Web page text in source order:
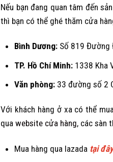
Nếu bạn đang quan tâm đến
thì bạn có thể ghé thăm cửa
Bình Dương: Số 819 Đường
TP. Hồ Chí Minh: 1338 Kha
Văn phòng: 33 đường số 2
Với khách hàng ở xa có thể
qua website cửa hàng, các sàn
Mua hàng qua lazada tại